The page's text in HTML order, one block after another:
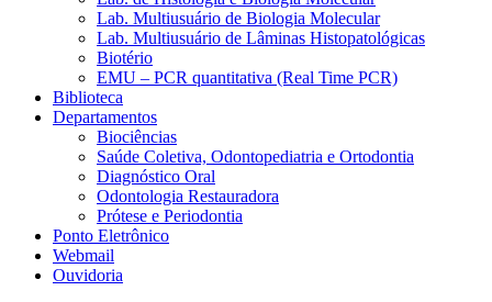
Lab. Multiusuário de Biologia Molecular
Lab. Multiusuário de Lâminas Histopatológicas
Biotério
EMU – PCR quantitativa (Real Time PCR)
Biblioteca
Departamentos
Biociências
Saúde Coletiva, Odontopediatria e Ortodontia
Diagnóstico Oral
Odontologia Restauradora
Prótese e Periodontia
Ponto Eletrônico
Webmail
Ouvidoria